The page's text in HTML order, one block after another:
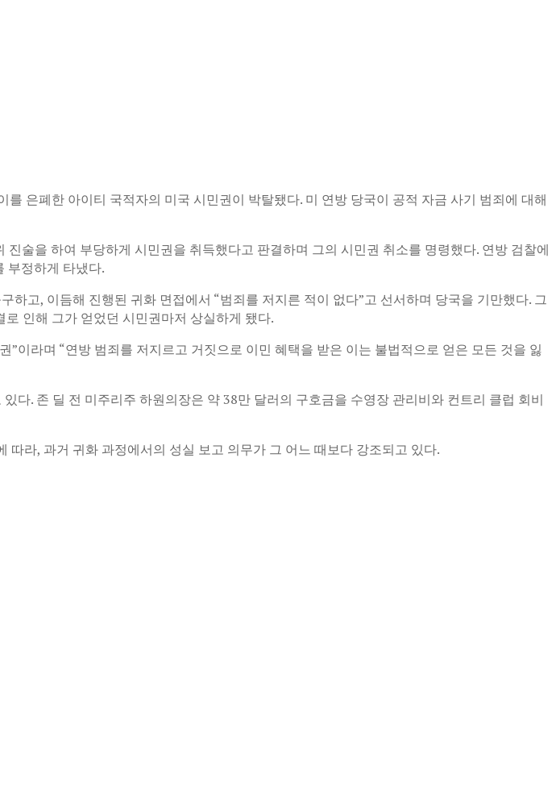
은폐한 아이티 국적자의 미국 시민권이 박탈됐다. 미 연방 당국이 공적 자금 사기 범죄에 대해
술을 하여 부당하게 시민권을 취득했다고 판결하며 그의 시민권 취소를 명령했다. 연방 검찰에
부정하게 타냈다.
고, 이듬해 진행된 귀화 면접에서 “범죄를 저지른 적이 없다”고 선서하며 당국을 기만했다. 그
인해 그가 얻었던 시민권마저 상실하게 됐다.
이라며 “연방 범죄를 저지르고 거짓으로 이민 혜택을 받은 이는 불법적으로 얻은 모든 것을 잃
다. 존 딜 전 미주리주 하원의장은 약 38만 달러의 구호금을 수영장 관리비와 컨트리 클럽 회비
라, 과거 귀화 과정에서의 성실 보고 의무가 그 어느 때보다 강조되고 있다.